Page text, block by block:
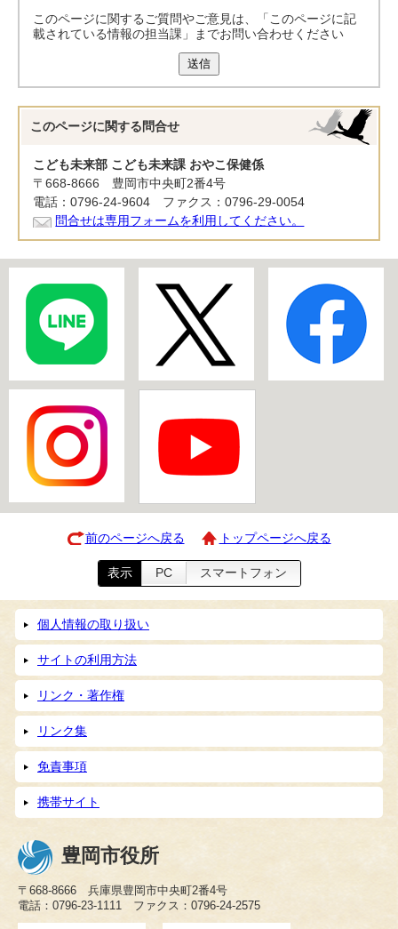
このページに関するご質問やご意見は、「このページに記
載されている情報の担当課」までお問い合わせください
送信
このページに関する 問合せ
こども未来部 こども未来課 おやこ保健係
〒668-8666 豊岡市中央町2番4号
電話：0796-24-9604 ファクス：0796-29-0054
問合せは専用フォームを利用してください。
前のページへ戻る トップページへ戻る
表示 PC スマートフォン
個人情報の取り扱い
サイトの利用方法
リンク・著作権
リンク集
免責事項
携帯サイト
豊岡市役所
〒668-8666 兵庫県豊岡市中央町2番4号
電話：0796-23-1111 ファクス：0796-24-2575